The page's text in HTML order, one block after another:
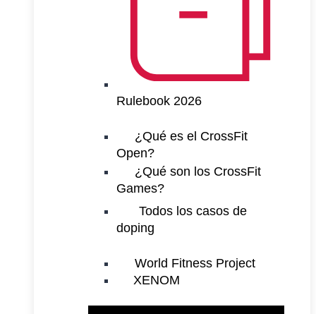
Rulebook 2026
¿Qué es el CrossFit
Open?
¿Qué son los CrossFit
Games?
Todos los casos de
doping
World Fitness Project
XENOM